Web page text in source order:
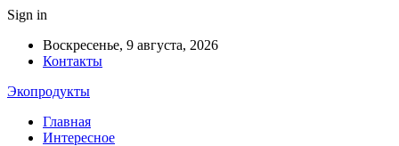
Sign in
Воскресенье, 9 августа, 2026
Контакты
Экопродукты
Главная
Интересное